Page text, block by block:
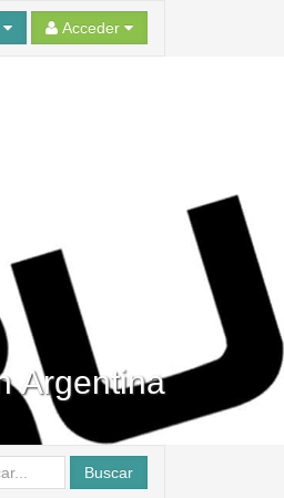
Acceder
Argentina
Buscar